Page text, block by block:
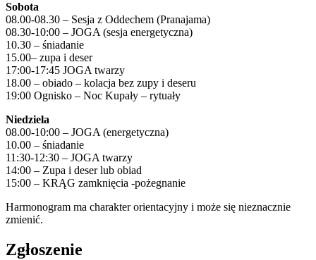
Sobota
08.00-08.30 – Sesja z Oddechem (Pranajama)
08.30-10:00 – JOGA (sesja energetyczna)
10.30 – śniadanie
15.00– zupa i deser
17:00-17:45 JOGA twarzy
18.00 – obiado – kolacja bez zupy i deseru
19:00 Ognisko – Noc Kupały – rytuały
Niedziela
08.00-10:00 – JOGA (energetyczna)
10.00 – śniadanie
11:30-12:30 – JOGA twarzy
14:00 – Zupa i deser lub obiad
15:00 – KRĄG zamknięcia -pożegnanie
Harmonogram ma charakter orientacyjny i może się nieznacznie
zmienić.
Zgłoszenie